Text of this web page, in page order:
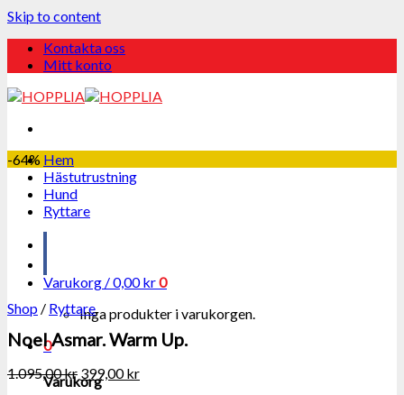
Skip to content
Kontakta oss
Mitt konto
Hem
Hästutrustning
Hund
Ryttare
Varukorg /0,00kr0
Inga produkter i varukorgen.
0
Varukorg
-64%
Shop / Ryttare
Noel Asmar. Warm Up.
1.095,00kr 399,00kr